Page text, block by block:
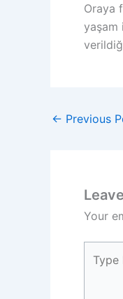
Oraya
yaşam
← Previous
Your
here..